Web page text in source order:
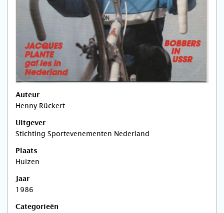
Auteur
Henny Rückert
Uitgever
Stichting Sportevenementen Nederland
Plaats
Huizen
Jaar
1986
Categorieën